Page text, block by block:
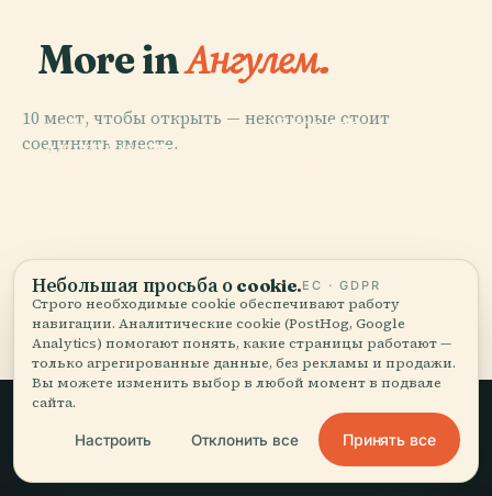
More inАнгулем.
10 мест, чтобы открыть — некоторые стоит
соединить вместе.
PLACE
Ангулемский
Городок
PLACE
Все 10 мест в городе Ангулем
Медленные
Небольшая просьба о cookie.ЕС · GDPR
Строго необходимые cookie обеспечивают работу
навигации. Аналитические cookie (PostHog, Google
Analytics) помогают понять, какие страницы работают —
только агрегированные данные, без рекламы и продажи.
Вы можете изменить выбор в любой момент в подвале
сайта.
Настроить Отклонить все Принять все